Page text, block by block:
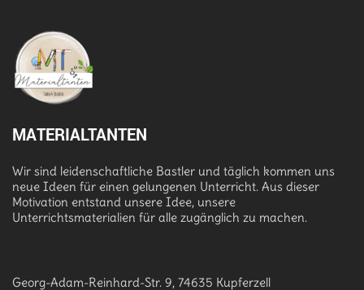
MATERIALTANTEN
Wir sind leidenschaftliche Bastler und täglich kommen uns
neue Ideen für einen gelungenen Unterricht. Aus dieser
Motivation entstand unsere Idee, unsere
Unterrichtsmaterialien für alle zugänglich zu machen.
Georg-Adam-Reinhard-Str. 9, 74635 Kupferzell